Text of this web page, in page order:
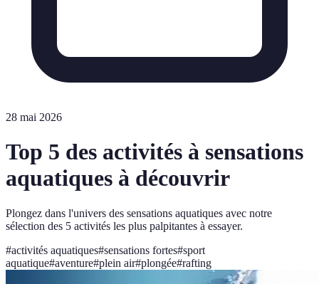
28 mai 2026
Top 5 des activités à sensations
aquatiques à découvrir
Plongez dans l'univers des sensations aquatiques avec notre
sélection des 5 activités les plus palpitantes à essayer.
#activités aquatiques#sensations fortes#sport
aquatique#aventure#plein air#plongée#rafting